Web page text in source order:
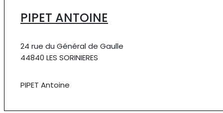
PIPET ANTOINE
24 rue du Général de Gaulle
44840 LES SORINIERES
PIPET Antoine